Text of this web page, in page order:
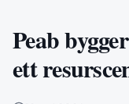
Peab
ett